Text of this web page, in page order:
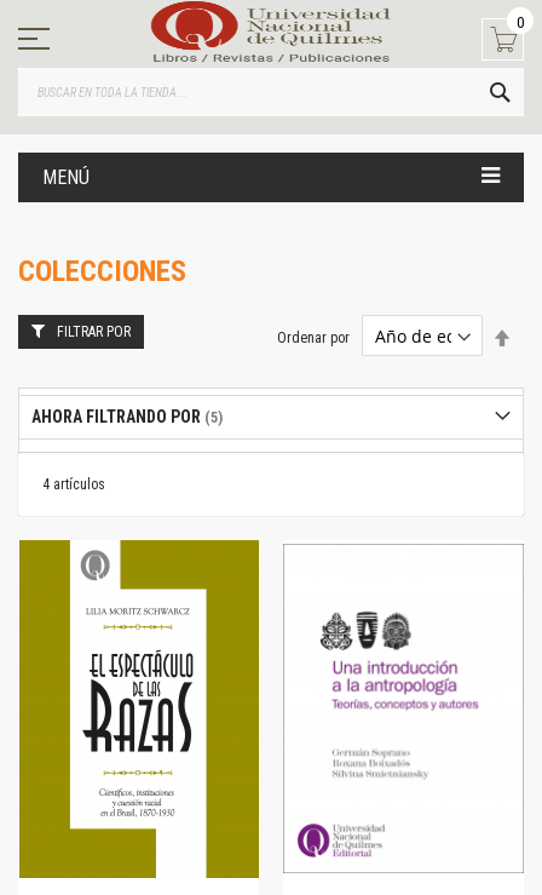
contenido
0
MENÚ
COLECCIONES
4 artículos
Ordenar por
FILTRAR POR
AHORA FILTRANDO POR